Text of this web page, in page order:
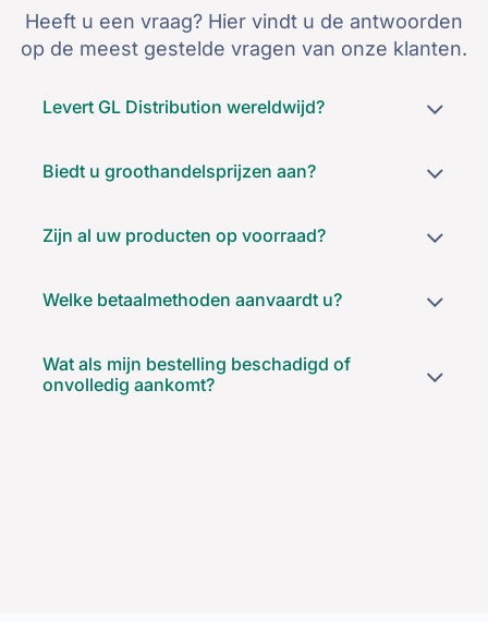
Heeft u een vraag? Hier vindt u de antwoorden
op de meest gestelde vragen van onze klanten.
Levert GL Distribution wereldwijd?​
Biedt u groothandelsprijzen aan?
Zijn al uw producten op voorraad?
Welke betaalmethoden aanvaardt u?
Wat als mijn bestelling beschadigd of
onvolledig aankomt?